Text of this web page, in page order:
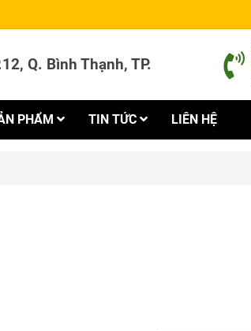
Q. Bình Thạnh, TP.
PHẨM TIN TỨC LIÊN HỆ